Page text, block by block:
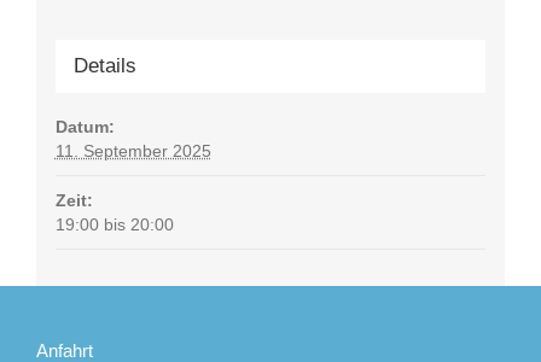
Details
Datum:
11. September 2025
Zeit:
19:00 bis 20:00
Anfahrt